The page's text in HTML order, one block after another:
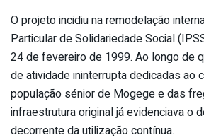
O projeto incidiu na remodelação
Particular de Solidariedade Social
24 de fevereiro de 1999. Ao longo de
de atividade ininterrupta dedicadas ao
população sénior de Mogege e das
infraestrutura original já evidenciava o
decorrente da utilização contínua.